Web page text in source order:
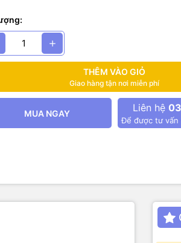
THÊM VÀO GIỎ
Giao hàng tận nơi miễn phí
MUA NGAY Liên hệ
Để được tư vấn